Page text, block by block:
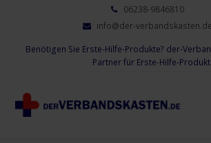
06238-9846810
info@der-verbandskasten.de
Benötigen Sie Erste-Hilfe-Produkte? der-
Partner für Erste-Hilfe-